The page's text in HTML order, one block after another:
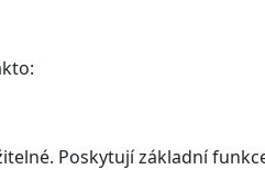
Poskytují základní